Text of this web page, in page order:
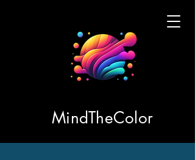
MindTheColor